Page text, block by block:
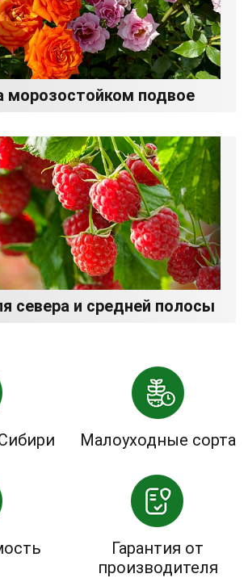
морозостойком подвое
севера и средней полосы
Малоуходные сорта
Гарантия от
производителя